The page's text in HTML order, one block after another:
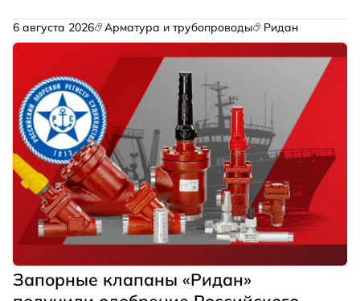
6 августа 2026 Арматура и трубопроводы Ридан
Запорные клапаны «Ридан»